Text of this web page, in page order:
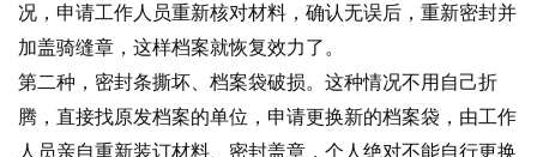
况，申请工作人员重新核对材料，确认无误后，重新密封并
加盖骑缝章，这样档案就恢复效力了。
第二种，密封条撕坏、档案袋破损。这种情况不用自己折
腾，直接找原发档案的单位，申请更换新的档案袋，由工作
人员亲自重新装订材料、密封盖章，个人绝对不能自行更换